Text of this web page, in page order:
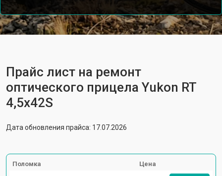
Прайс лист на ремонт
оптического прицела Yukon RT
4,5х42S
Дата обновления прайса: 17.07.2026
Поломка Цена